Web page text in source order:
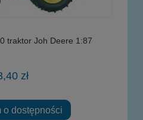
traktor Joh Deere 1:87
zł
o dostępności